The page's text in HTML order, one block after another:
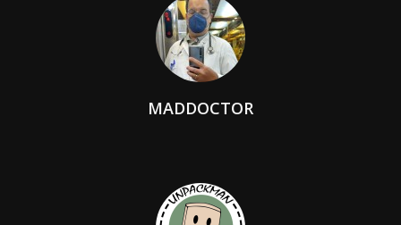
MADDOCTOR